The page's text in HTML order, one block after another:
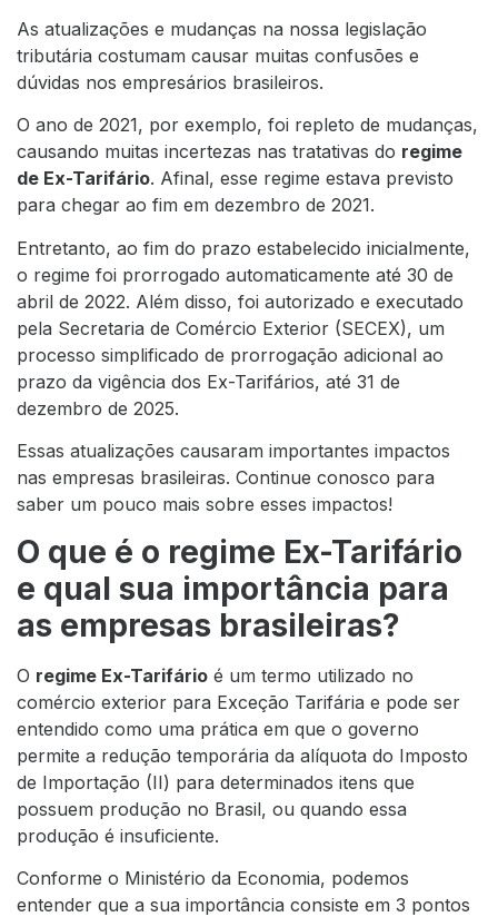
As atualizações e mudanças na nossa legislação
tributária costumam causar muitas confusões e
dúvidas nos empresários brasileiros.
O ano de 2021, por exemplo, foi repleto de mudanças,
causando muitas incertezas nas tratativas do regime
de Ex-Tarifário. Afinal, esse regime estava previsto
para chegar ao fim em dezembro de 2021.
Entretanto, ao fim do prazo estabelecido inicialmente,
o regime foi prorrogado automaticamente até 30 de
abril de 2022. Além disso, foi autorizado e executado
pela Secretaria de Comércio Exterior (SECEX), um
processo simplificado de prorrogação adicional ao
prazo da vigência dos Ex-Tarifários, até 31 de
dezembro de 2025.
Essas atualizações causaram importantes impactos
nas empresas brasileiras. Continue conosco para
saber um pouco mais sobre esses impactos!
O que é o regime Ex-Tarifário
e qual sua importância para
as empresas brasileiras?
O regime Ex-Tarifário é um termo utilizado no
comércio exterior para Exceção Tarifária e pode ser
entendido como uma prática em que o governo
permite a redução temporária da alíquota do Imposto
de Importação (II) para determinados itens que
possuem produção no Brasil, ou quando essa
produção é insuficiente.
Conforme o Ministério da Economia, podemos
entender que a sua importância consiste em 3 pontos